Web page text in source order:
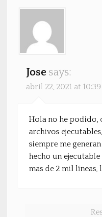
Jose says:
abril 22, 2021 at
Hola no he podido,
archivos
siempre me
hecho un
mas de 2 mil líneas,